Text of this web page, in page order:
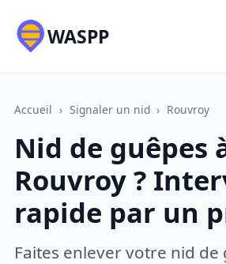
WASPP
Accueil › Signaler un nid › Rouvroy
Nid de guêpes
Rouvroy ?
rapide par un
Faites enlever votre nid de